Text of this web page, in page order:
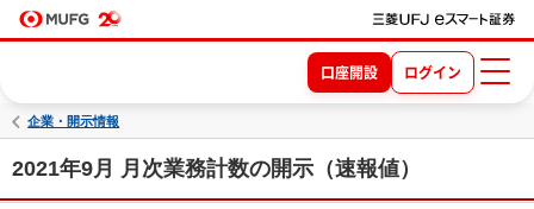
口座開設 ログイン
企業・開示情報
2021年9月 月次業務計数の開示（速報値）